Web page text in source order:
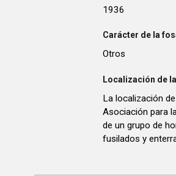
1936
Carácter de la
Otros
Localización de
La localización
Asociación para
de un grupo de
fusilados y